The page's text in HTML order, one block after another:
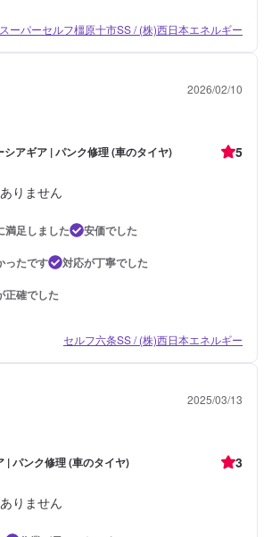
スーパーセルフ橿原十市SS / (株)西日本エネルギー
2026/02/10
シアギア | パンク修理 (車のタイヤ) 5
りません
満足しました
安価でした
ったです
対応が丁寧でした
正確でした
セルフ六条SS / (株)西日本エネルギー
2025/03/13
| パンク修理 (車のタイヤ) 3
りません